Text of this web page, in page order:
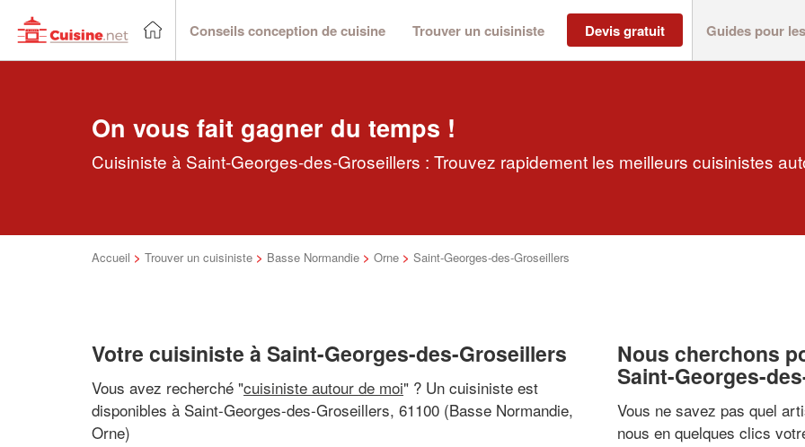
Conseils conception de cuisine Trouver un cuisiniste Devis gratuit Guides pour
On vous fait gagner du temps !
Cuisiniste à Saint-Georges-des-Groseillers : Trouvez rapidement les meilleurs cuisinistes
Accueil > Trouver un cuisiniste > Basse Normandie > Orne > Saint-Georges-des-Groseillers
Votre cuisiniste à Saint-Georges-des-Groseillers
Vous avez recherché "cuisiniste autour de moi" ? Un cuisiniste est
disponibles à Saint-Georges-des-Groseillers, 61100 (Basse Normandie,
Orne)
Nous cherchons
Saint-Georges-
Vous ne savez pas quel
nous en quelques clics